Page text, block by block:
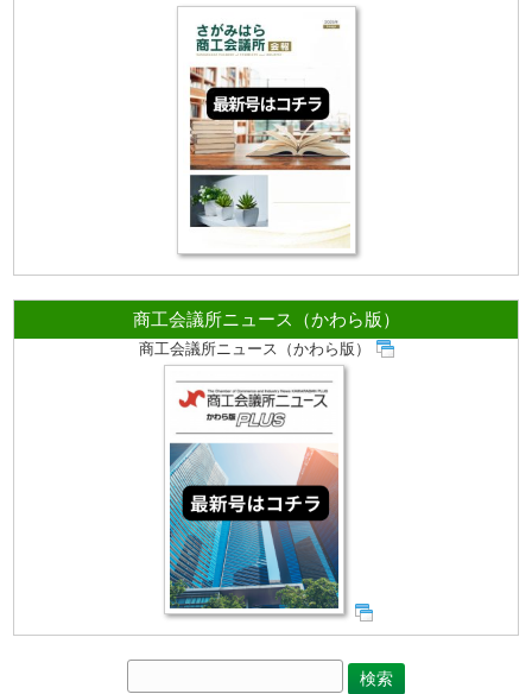
商工会議所ニュース（かわら版）
商工会議所ニュース（かわら版）